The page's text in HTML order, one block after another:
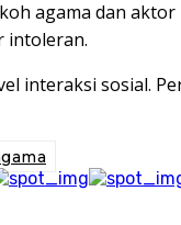
agama dan
intoleran.
interaksi sosial.